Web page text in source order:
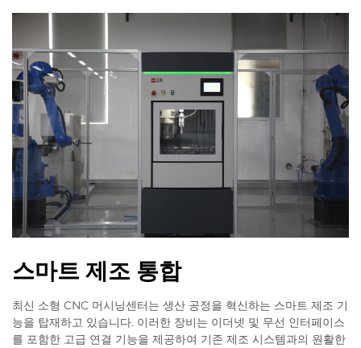
스마트 제조 통합
최신 소형 CNC 머시닝센터는 생산 공정을 혁신하는 스마트 제조 기
능을 탑재하고 있습니다. 이러한 장비는 이더넷 및 무선 인터페이스
를 포함한 고급 연결 기능을 제공하여 기존 제조 시스템과의 원활한